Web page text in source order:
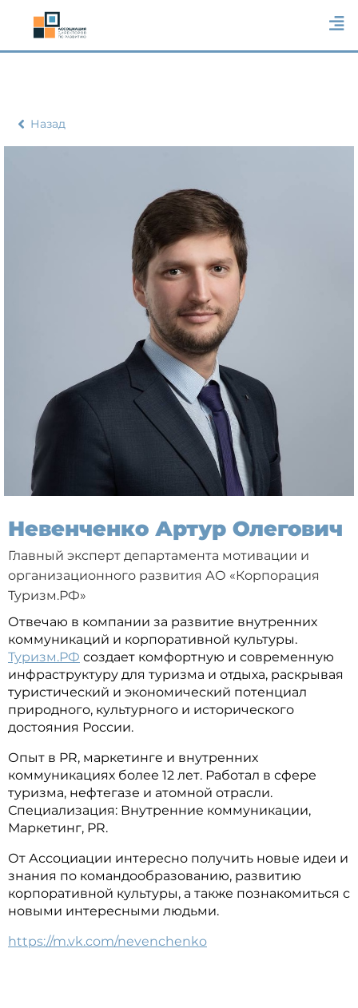
Назад
Невенченко Артур Олегович
Главный эксперт департамента мотивации и
организационного развития АО «Корпорация
Туризм.РФ»
Отвечаю в компании за развитие внутренних
коммуникаций и корпоративной культуры.
Туризм.РФ создает комфортную и современную
инфраструктуру для туризма и отдыха, раскрывая
туристический и экономический потенциал
природного, культурного и исторического
достояния России.
Опыт в PR, маркетинге и внутренних
коммуникациях более 12 лет. Работал в сфере
туризма, нефтегазе и атомной отрасли.
Специализация: Внутренние коммуникации,
Маркетинг, PR.
От Ассоциации интересно получить новые идеи и
знания по командообразованию, развитию
корпоративной культуры, а также познакомиться с
новыми интересными людьми.
https://m.vk.com/nevenchenko